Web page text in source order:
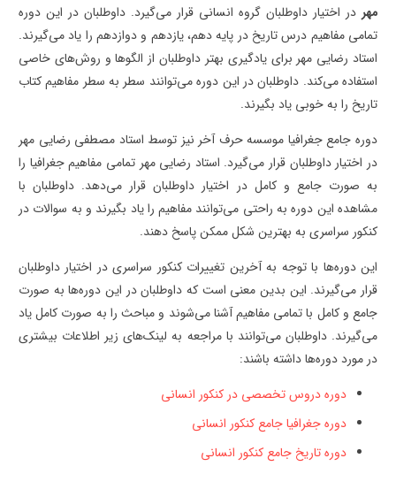
مهر در اختیار داوطلبان گروه انسانی قرار می‌گیرد. داوطلبان در این دوره
تمامی مفاهیم درس تاریخ در پایه دهم، یازدهم و دوازدهم را یاد می‌گیرند.
استاد رضایی مهر برای یادگیری بهتر داوطلبان از الگوها و روش‌های خاصی
استفاده می‌کند. داوطلبان در این دوره می‌توانند سطر به سطر مفاهیم کتاب
تاریخ را به خوبی یاد بگیرند.
دوره جامع جغرافیا موسسه حرف آخر نیز توسط استاد مصطفی رضایی مهر
در اختیار داوطلبان قرار می‌گیرد. استاد رضایی مهر تمامی مفاهیم جغرافیا را
به صورت جامع و کامل در اختیار داوطلبان قرار می‌دهد. داوطلبان با
مشاهده این دوره به راحتی می‌توانند مفاهیم را یاد بگیرند و به سوالات در
کنکور سراسری به بهترین شکل ممکن پاسخ دهند.
این دوره‌ها با توجه به آخرین تغییرات کنکور سراسری در اختیار داوطلبان
قرار می‌گیرند. این بدین معنی است که داوطلبان در این دوره‌ها به صورت
جامع و کامل با تمامی مفاهیم آشنا می‌شوند و مباحث را به صورت کامل یاد
می‌گیرند. داوطلبان می‌توانند با مراجعه به لینک‌های زیر اطلاعات بیشتری
در مورد دوره‌ها داشته باشند:
دوره دروس تخصصی در کنکور انسانی
دوره جغرافیا جامع کنکور انسانی
دوره تاریخ جامع کنکور انسانی